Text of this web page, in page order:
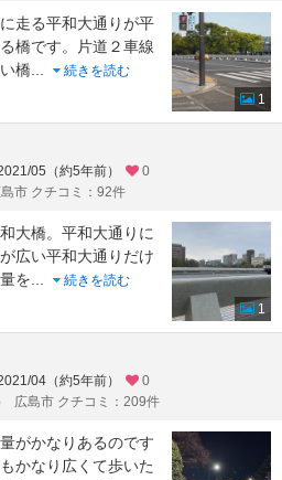
走る平和大通りが平
橋です。片道２車線
橋...
続きを読む
1
05（約5年前）
0
市 クチコミ：92件
大橋。平和大通りに
広い平和大通りだけ
を...
続きを読む
1
04（約5年前）
0
広島市 クチコミ：209件
がかなりあるのです
かなり広くて歩いた